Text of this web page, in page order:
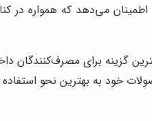
می‌دهد که همواره در
گزینه برای مصرف‌کنندگان
خود به بهترین نحو استفاده